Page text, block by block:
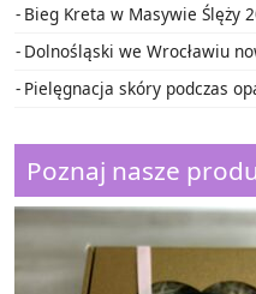
Bieg Kreta w Masywie Ślęży
Dolnośląski we Wrocławiu
Pielęgnacja skóry podczas
Poznaj nasze